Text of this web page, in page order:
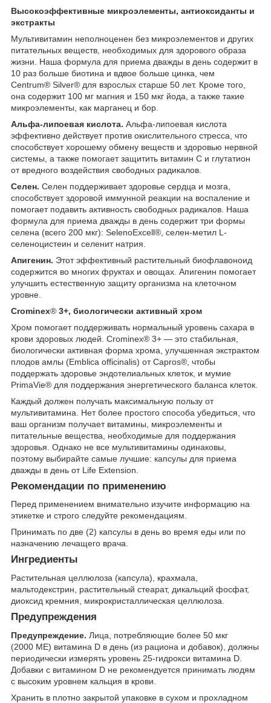
Высокоэффективные микроэлементы, антиоксиданты и
экстракты
Мультивитамин неполноценен без микроэлементов и других
питательных веществ, необходимых для здорового образа
жизни. Наша формула для приема дважды в день содержит в
10 раз больше биотина и вдвое больше цинка, чем
Centrum® Silver® для взрослых старше 50 лет. Кроме того,
она содержит 100 мг магния и 150 мкг йода, а также такие
микроэлементы, как марганец и бор.
Альфа-липоевая кислота. Альфа-липоевая кислота
эффективно действует против окислительного стресса, что
способствует хорошему обмену веществ и здоровью нервной
системы, а также помогает защитить витамин С и глутатион
от вредного воздействия свободных радикалов.
Селен. Селен поддерживает здоровье сердца и мозга,
способствует здоровой иммунной реакции на воспаление и
помогает подавить активность свободных радикалов. Наша
формула для приема дважды в день содержит три формы
селена (всего 200 мкг): SelenoExcell®, селен-метил L-
селеноцистеин и селенит натрия.
Апигенин. Этот эффективный растительный биофлавоноид
содержится во многих фруктах и овощах. Апигенин помогает
улучшить естественную защиту организма на клеточном
уровне.
Crominex® 3+, биологически активный хром
Хром помогает поддерживать нормальный уровень сахара в
крови здоровых людей. Crominex® 3+ — это стабильная,
биологически активная форма хрома, улучшенная экстрактом
плодов амлы (Emblica officinalis) от Capros®, чтобы
поддержать здоровье эндотелиальных клеток, и мумие
PrimaVie® для поддержания энергетического баланса клеток.
Каждый должен получать максимальную пользу от
мультивитамина. Нет более простого способа убедиться, что
ваш организм получает витамины, микроэлементы и
питательные вещества, необходимые для поддержания
здоровья. Однако не все мультивитамины одинаковы,
поэтому выбирайте самые лучшие: капсулы для приема
дважды в день от Life Extension.
Рекомендации по применению
Перед применением внимательно изучите информацию на
этикетке и строго следуйте рекомендациям.
Принимать по две (2) капсулы в день во время еды или по
назначению лечащего врача.
Ингредиенты
Растительная целлюлоза (капсула), крахмала,
мальтодекстрин, растительный стеарат, дикальций фосфат,
диоксид кремния, микрокристаллическая целлюлоза.
Предупреждения
Предупреждение. Лица, потребляющие более 50 мкг
(2000 МЕ) витамина D в день (из рациона и добавок), должны
периодически измерять уровень 25-гидрокси витамина D.
Добавки с витамином D не рекомендуется принимать людям
с высоким уровнем кальция в крови.
Хранить в плотно закрытой упаковке в сухом и прохладном